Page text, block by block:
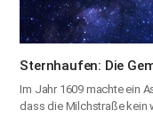
Sternhaufen: Die
Im Jahr 1609 machte ein
dass die Milchstraße kein